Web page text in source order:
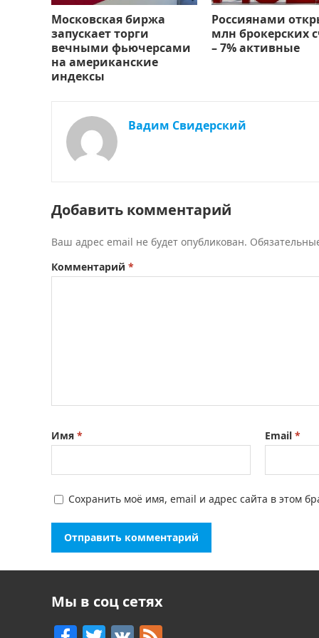
Московская биржа
запускает торги
вечными фьючерсами
на американские
индексы
Россиянами
млн брокерских
– 7% активные
Вадим Свидерский
Добавить комментарий
Ваш адрес email не будет опубликован.
Комментарий *
Имя * Email *
Сохранить моё имя, email и адрес сайта в этом
Мы в соц сетях